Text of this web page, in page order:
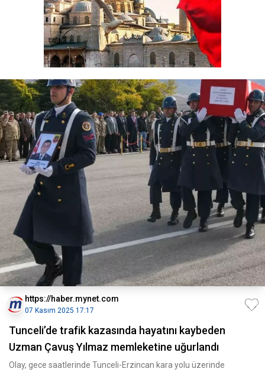
https://haber.mynet.com
07 Kasım 2025 17:17
Tunceli’de trafik kazasında hayatını kaybeden
Uzman Çavuş Yılmaz memleketine uğurlandı
Olay, gece saatlerinde Tunceli-Erzincan kara yolu üzerinde